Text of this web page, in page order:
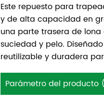
Este repuesto para
y de alta capacidad en
una parte trasera de
suciedad y pelo.
reutilizable y duradera
Parámetro del producto